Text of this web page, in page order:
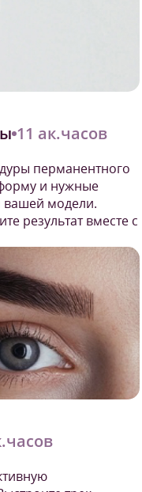
11 ак.часов
перманентного
и нужные
вашей модели.
результат вместе с